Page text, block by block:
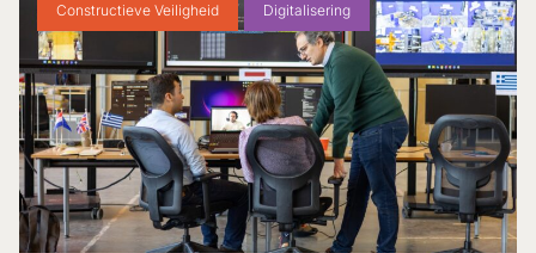
Constructieve Veiligheid Digitalisering